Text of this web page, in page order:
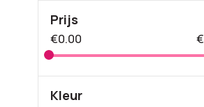
Prijs
€0.00 €
Kleur